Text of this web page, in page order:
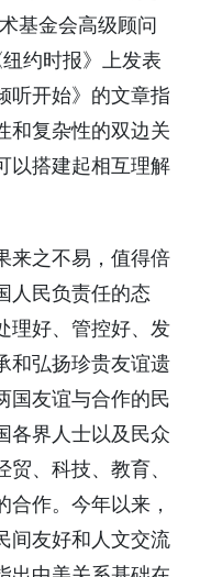
基金会高级顾问
约时报》上发表
听开始》的文章指
和复杂性的双边关
以搭建起相互理解
之不易，值得倍
人民负责任的态
理好、管控好、发
和弘扬珍贵友谊遗
国友谊与合作的民
各界人士以及民众
、科技、教育、
作。今年以来，
间友好和人文交流